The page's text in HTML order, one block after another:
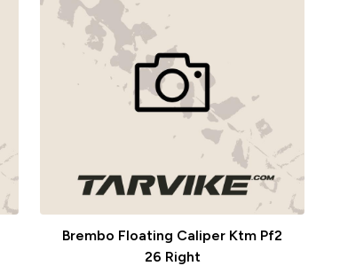
Brembo Floating Caliper Ktm Pf2
26 Right